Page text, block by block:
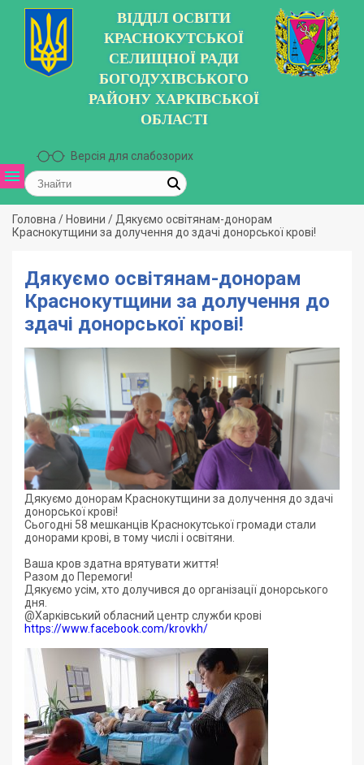
ВІДДІЛ ОСВІТИ
КРАСНОКУТСЬКОЇ
СЕЛИЩНОЇ РАДИ
БОГОДУХІВСЬКОГО
РАЙОНУ ХАРКІВСЬКОЇ
ОБЛАСТІ
Версія для слабозорих
Головна / Новини / Дякуємо освітянам-донорам
Краснокутщини за долучення до здачі донорської крові!
Дякуємо освітянам-донорам
Краснокутщини за долучення до
здачі донорської крові!
Дякуємо донорам Краснокутщини за долучення до здачі
донорської крові!
Сьогодні 58 мешканців Краснокутської громади стали
донорами крові, в тому числі і освітяни.
Ваша кров здатна врятувати життя!
Разом до Перемоги!
Дякуємо усім, хто долучився до організації донорського
дня.
@Харківський обласний центр служби крові
https://www.facebook.com/krovkh/